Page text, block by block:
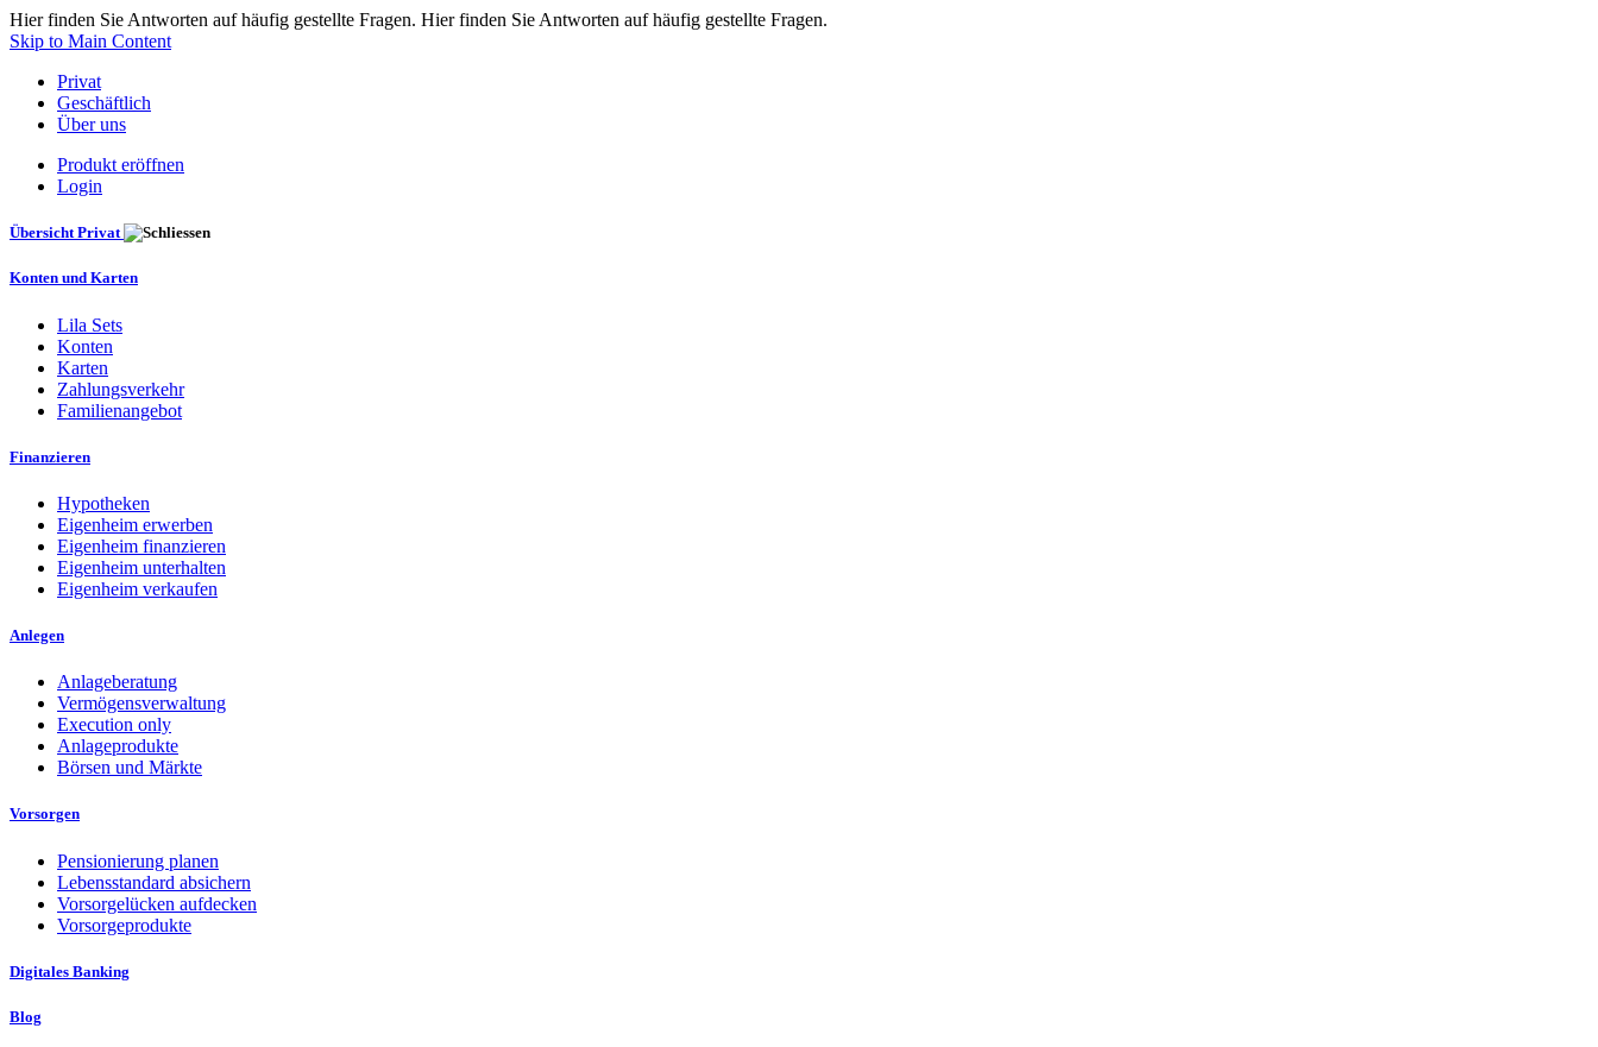
Hier finden Sie Antworten auf häufig gestellte Fragen. Hier finden Sie Antworten auf häufig gestellte Fragen.
Skip to Main Content
Privat
Geschäftlich
Über uns
Produkt eröffnen
Login
Übersicht Privat
Konten und Karten
Lila Sets
Konten
Karten
Zahlungsverkehr
Familienangebot
Finanzieren
Hypotheken
Eigenheim erwerben
Eigenheim finanzieren
Eigenheim unterhalten
Eigenheim verkaufen
Anlegen
Anlageberatung
Vermögensverwaltung
Execution only
Anlageprodukte
Börsen und Märkte
Vorsorgen
Pensionierung planen
Lebensstandard absichern
Vorsorgelücken aufdecken
Vorsorgeprodukte
Digitales Banking
Blog